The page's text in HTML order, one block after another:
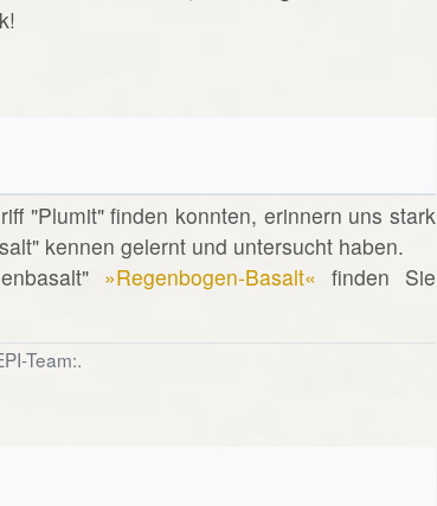
"Plumit" finden konnten, erinnern uns stark
kennen gelernt und untersucht haben.
»Regenbogen-Basalt« finden Sie
Team:.